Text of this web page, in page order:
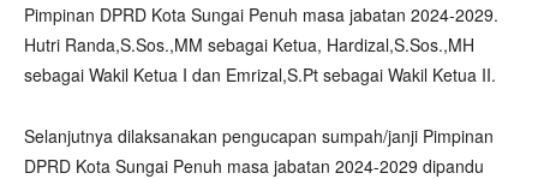
Pimpinan DPRD Kota Sungai Penuh masa jabatan 2024-2029.
Hutri Randa,S.Sos.,MM sebagai Ketua, Hardizal,S.Sos.,MH
sebagai Wakil Ketua I dan Emrizal,S.Pt sebagai Wakil Ketua II.
Selanjutnya dilaksanakan pengucapan sumpah/janji Pimpinan
DPRD Kota Sungai Penuh masa jabatan 2024-2029 dipandu